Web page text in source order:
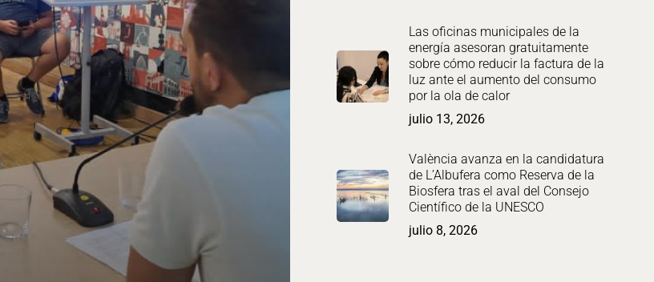
Las oficinas municipales de la
energía asesoran gratuitamente
sobre cómo reducir la factura de la
luz ante el aumento del consumo
por la ola de calor
julio 13, 2026
València avanza en la candidatura
de L’Albufera como Reserva de la
Biosfera tras el aval del Consejo
Científico de la UNESCO
julio 8, 2026